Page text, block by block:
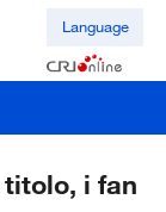
Language
i fan